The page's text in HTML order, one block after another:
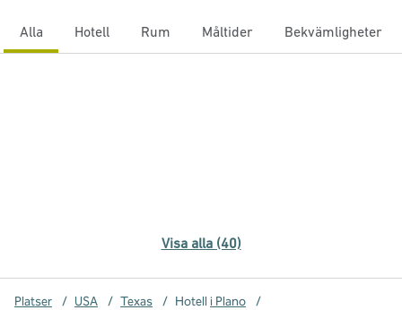
Alla Hotell Rum Måltider Bekvämligheter
Visa alla (40)
Platser / USA / Texas / Hotell i Plano
/